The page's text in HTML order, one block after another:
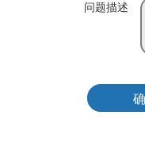
问题描述